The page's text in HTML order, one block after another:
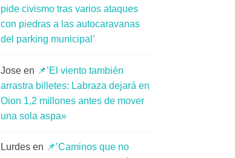
pide civismo tras varios ataques
con piedras a las autocaravanas
del parking municipal’
Jose en 📌’El viento también
arrastra billetes: Labraza dejará en
Oion 1,2 millones antes de mover
una sola aspa»
Lurdes en 📌’Caminos que no